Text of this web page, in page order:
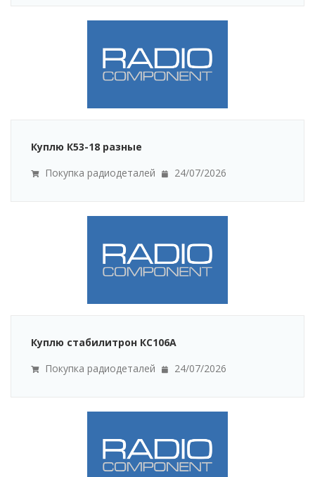
Куплю К53-18 разные
Покупка радиодеталей
24/07/2026
Куплю стабилитрон КС106А
Покупка радиодеталей
24/07/2026